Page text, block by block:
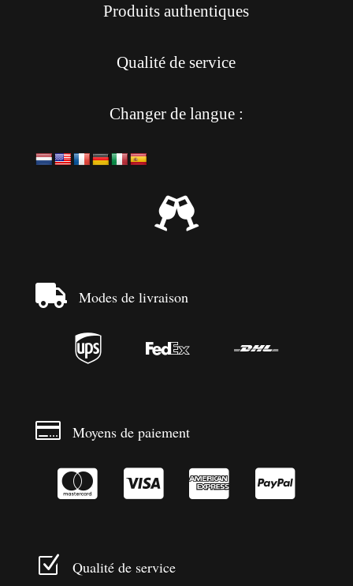
Produits authentiques
Qualité de service
Changer de langue :

 Modes de livraison
  
 Moyens de paiement
   
Z Qualité de service